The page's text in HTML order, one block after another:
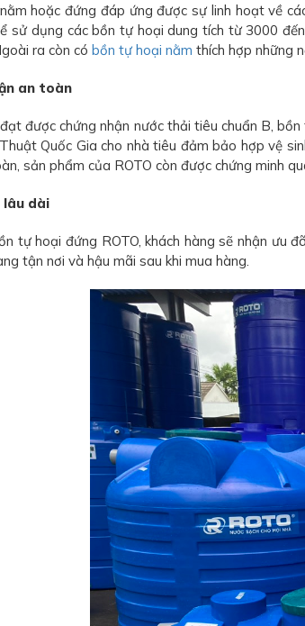
hoặc đứng đáp ứng được sự linh hoạt về
sử dụng các bồn tự hoại dung tích từ 3000
ra còn có bồn tự hoại nằm thích hợp những
an toàn
được chứng nhận nước thải tiêu chuẩn B,
Quốc Gia cho nhà tiêu đảm bảo hợp vệ
sản phẩm của ROTO còn được chứng minh
lâu dài
tự hoại đứng ROTO, khách hàng sẽ nhận ưu
tận nơi và hậu mãi sau khi mua hàng.